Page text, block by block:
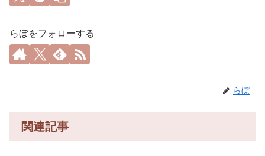
らぼをフォローする
らぼ
関連記事